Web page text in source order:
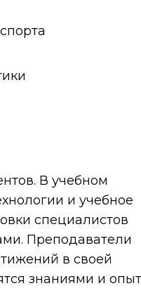
В учебном
и учебное
специалистов
Преподаватели
в своей
знаниями и